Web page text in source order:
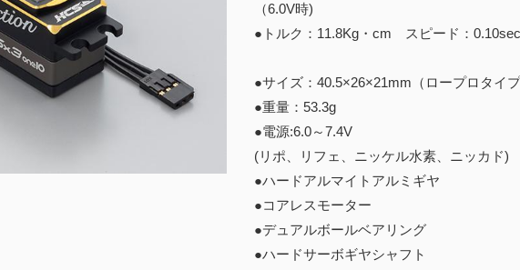
（6.0V時)
●トルク：11.8Kg・cm スピード：
●サイズ：40.5×26×21mm（ロープロタイプ
●重量：53.3g
●電源:6.0～7.4V
(リポ、リフェ、ニッケル水素、ニッカド)
●ハードアルマイトアルミギヤ
●コアレスモーター
●デュアルボールベアリング
●ハードサーボギヤシャフト